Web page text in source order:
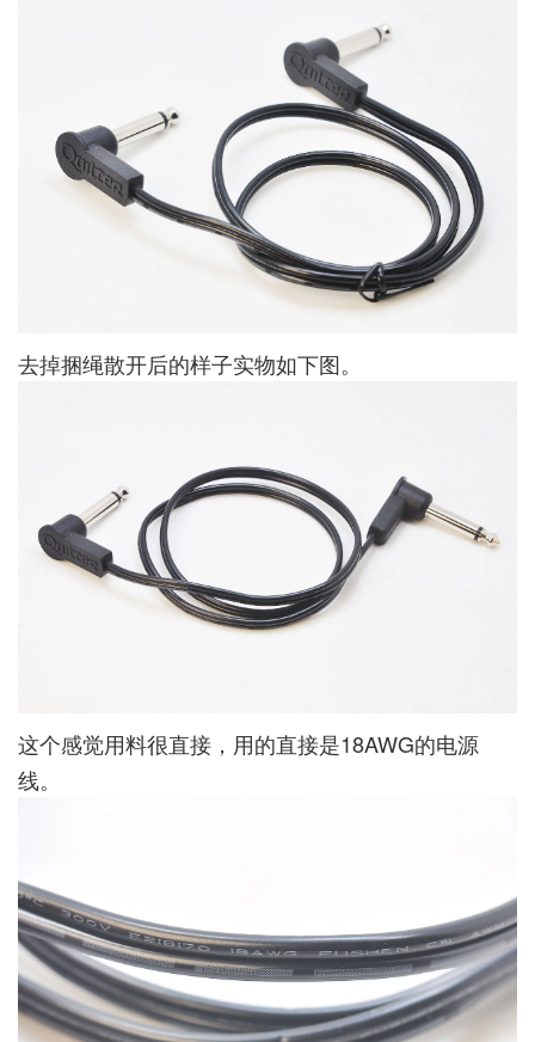
去掉捆绳散开后的样子实物如下图。
这个感觉用料很直接，用的直接是18AWG的电源
线。